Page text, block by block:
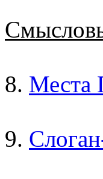
8. Места
9.